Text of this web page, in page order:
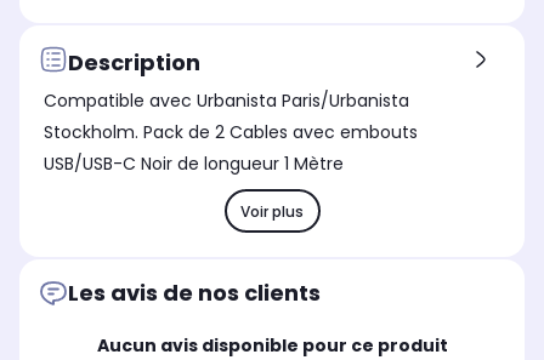
Description
Compatible avec Urbanista Paris/Urbanista
Stockholm. Pack de 2 Cables avec embouts
USB/USB-C Noir de longueur 1 Mètre
Voir plus
Les avis de nos clients
Aucun avis disponible pour ce produit